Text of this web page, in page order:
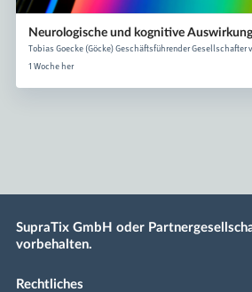
Neurologische und kognitive
Tobias Goecke (Göcke) Geschäftsführender Gesellschafter
1 Woche her
SupraTix GmbH oder
vorbehalten.
Rechtliches